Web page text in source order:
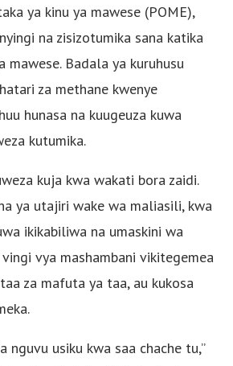
ya kinu ya mawese (POME),
na zisizotumika sana katika
mawese. Badala ya kuruhusu
za methane kwenye
hunasa na kuugeuza kuwa
kutumika.
kuja kwa wakati bora zaidi.
ya utajiri wake wa maliasili, kwa
ikikabiliwa na umaskini wa
vya mashambani vikitegemea
za mafuta ya taa, au kukosa
nguvu usiku kwa saa chache tu,”